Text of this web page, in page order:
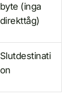
byte (inga
direkttåg)
Slutdestinati
on